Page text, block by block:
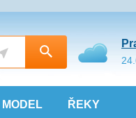
MODEL ŘEKY